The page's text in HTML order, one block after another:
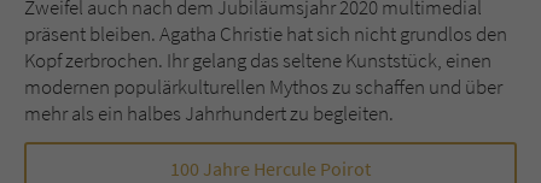
Zweifel auch nach dem Jubiläumsjahr 2020 multimedial
präsent bleiben. Agatha Christie hat sich nicht grundlos den
Kopf zerbrochen. Ihr gelang das seltene Kunststück, einen
modernen populärkulturellen Mythos zu schaffen und über
mehr als ein halbes Jahrhundert zu begleiten.
100 Jahre Hercule Poirot
Name fe_typo_user
Anbieter Literatur-Couch Medien GmbH & Co. KG
Session